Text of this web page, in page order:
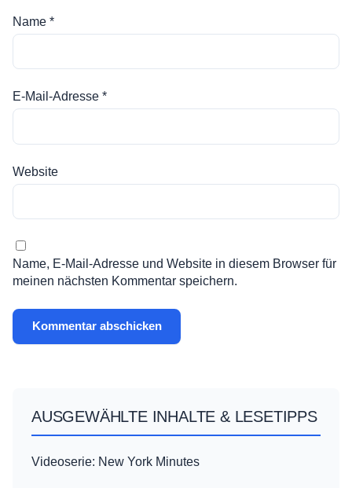
Name *
E-Mail-Adresse *
Website
Name, E-Mail-Adresse und Website in diesem Browser für
meinen nächsten Kommentar speichern.
AUSGEWÄHLTE INHALTE & LESETIPPS
Videoserie: New York Minutes